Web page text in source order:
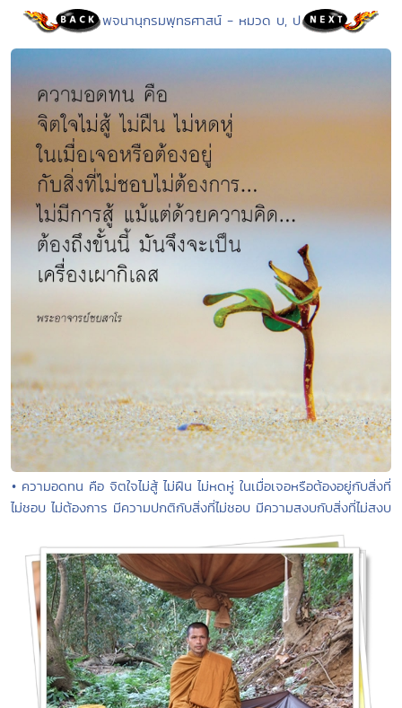
พจนานุกรมพุทธศาสน์ - หมวด บ, ป
• ความอดทน คือ จิตใจไม่สู้ ไม่ฝืน ไม่หดหู่ ในเมื่อเจอหรือต้องอยู่กับสิ่งที่
ไม่ชอบ ไม่ต้องการ มีความปกติกับสิ่งที่ไม่ชอบ มีความสงบกับสิ่งที่ไม่สงบ